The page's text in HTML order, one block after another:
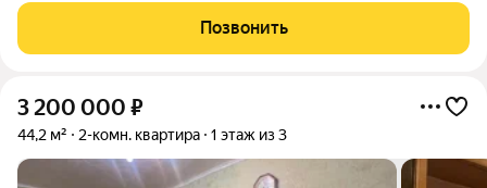
кирпичного дома. Квартира в обычном состоянии,
пластиковые окна. Дом после капитального
Позвонить
3 200 000 ₽
44,2 м² 2-комн. квартира 1 этаж из 3